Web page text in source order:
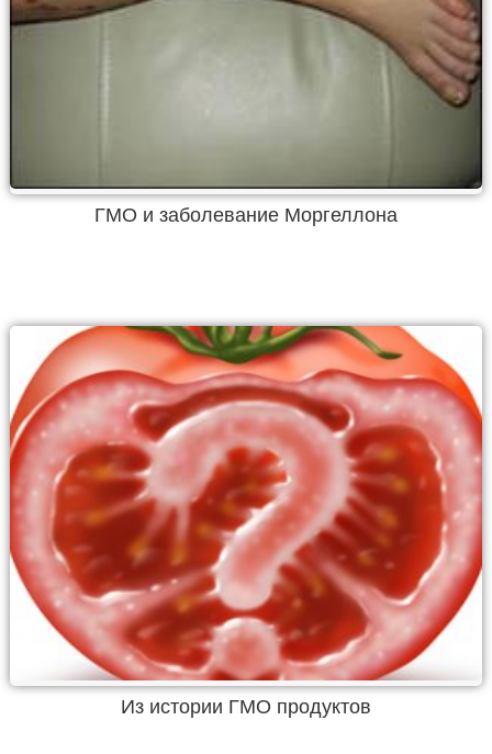
ГМО и заболевание Моргеллона
Из истории ГМО продуктов